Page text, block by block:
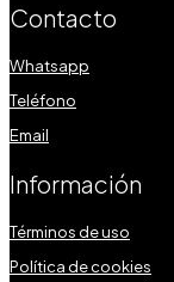
Contacto
Whatsapp
Teléfono
Email
Información
Términos de uso
Política de cookies